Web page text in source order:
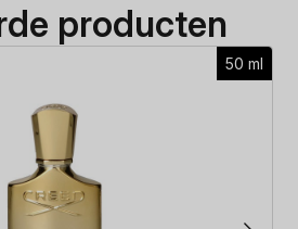
producten
50 ml